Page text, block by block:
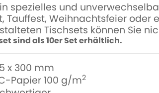
spezielles und
Tauffest, Weihnachtsfeier oder
Tischsets können Sie
sind als 10er Set erhältlich.
x 300 mm
Papier 100 g/m2